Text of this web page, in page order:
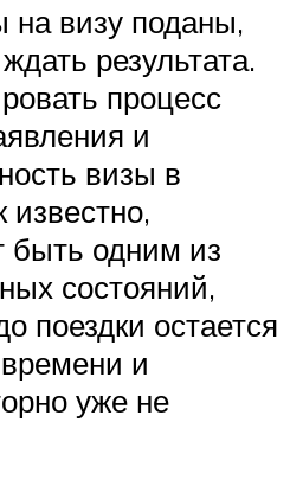
на визу поданы,
результата.
процесс
и
визы в
быть одним из
состояний,
поездки остается
и
уже не